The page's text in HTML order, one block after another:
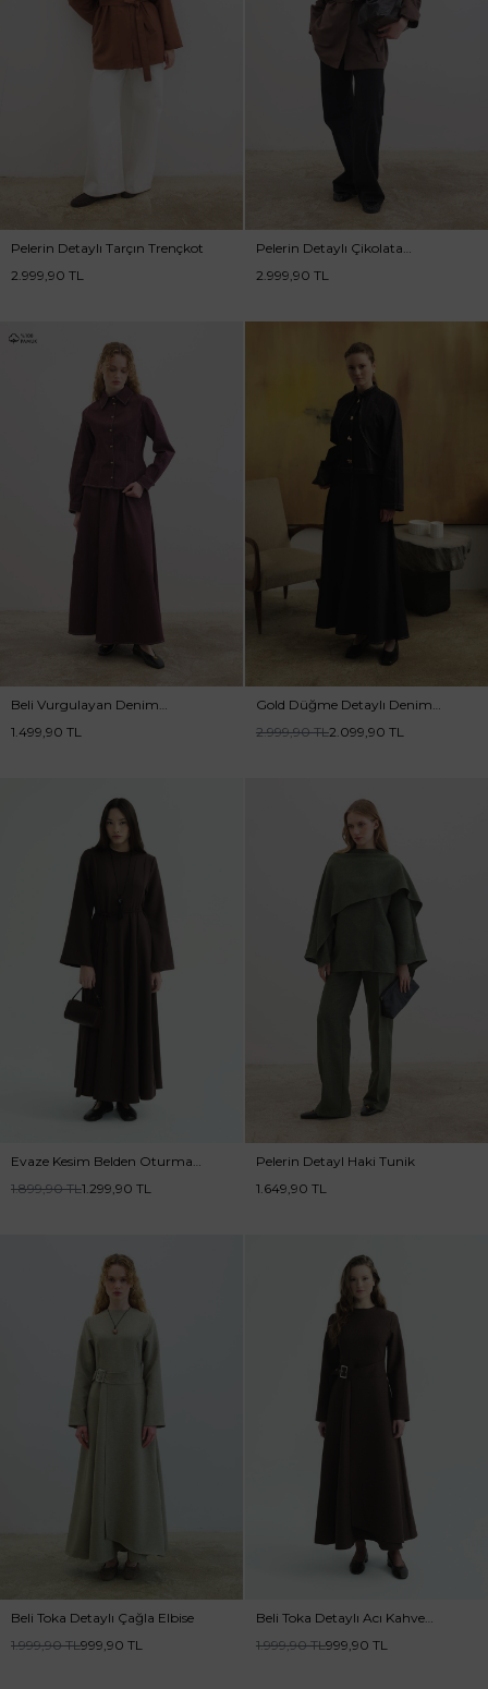
Pelerin Detaylı Tarçın Trençkot
2.999,90 TL
Pelerin Detaylı Çikolata
Trençkot
2.999,90 TL
Beli Vurgulayan Denim
Burganya Etek Takım
1.499,90 TL
Gold Düğme Detaylı Denim
Lacivert Etekli Takım
2.999,90TL2.099,90 TL
Evaze Kesim Belden Oturma
1.899,90TL1.299,90 TL
Pelerin Detayl Haki Tunik
1.649,90 TL
Beli Toka Detaylı Çağla Elbise
1.999,90TL999,90 TL
Beli Toka Detaylı Acı Kahve
1.999,90TL999,90 TL